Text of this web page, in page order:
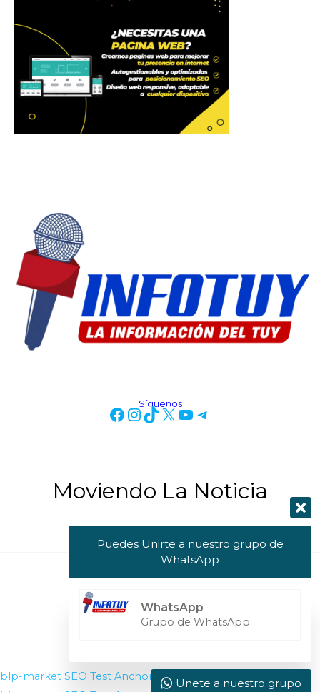
Síguenos
Moviendo La Noticia
Powered by Info Tuy
blp-market SEO Test Anchor
Visit W3Schools
Puedes Unirte a nuestro grupo de
WhatsApp
WhatsApp
Grupo de WhatsApp
Unete a nuestro grupo